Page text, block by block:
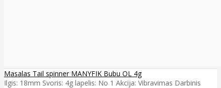
Masalas Tail spinner MANYFIK Bubu OL 4g
Ilgis: 18mm Svoris: 4g lapelis: No 1 Akcija: Vibravimas Darbinis